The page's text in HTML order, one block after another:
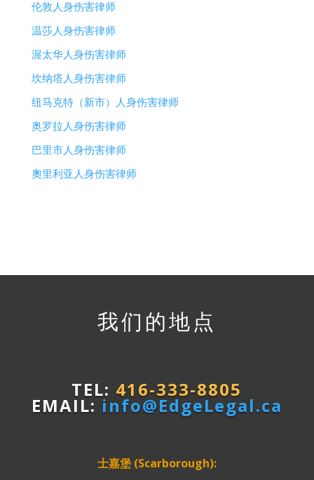
伦敦人身伤害律师
温莎人身伤害律师
渥太华人身伤害律师
坎纳塔人身伤害律师
纽马克特（新市）人身伤害律师
奥罗拉人身伤害律师
巴里市人身伤害律师
奧里利亚人身伤害律师
我们的地点
TEL: 416-333-8805
EMAIL: info@EdgeLegal.ca
士嘉堡 (Scarborough):